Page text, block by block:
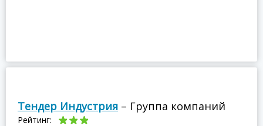
Тендер Индустрия – Группа компаний
Рейтинг: